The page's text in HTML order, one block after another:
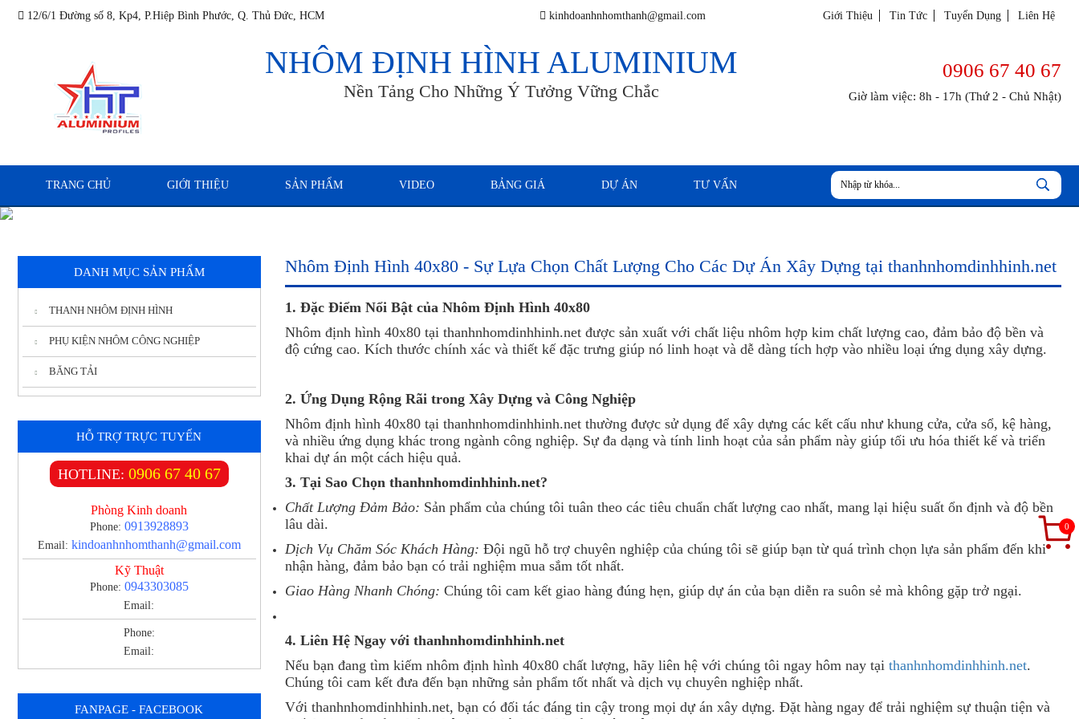
12/6/1 Đường số 8, Kp4, P.Hiệp Bình Phước, Q. Thủ Đức, HCM kinhdoanhnhomthanh@gmail.com Giới Thiệu Tin Tức Tuyển Dụng Liên Hệ
NHÔM ĐỊNH HÌNH ALUMINIUM
Nền Tảng Cho Những Ý Tưởng Vững Chắc
0906 67 40 67
Giờ làm việc: 8h - 17h (Thứ 2 - Chủ Nhật)
TRANG CHỦ GIỚI THIỆU SẢN PHẨM VIDEO BẢNG GIÁ DỰ ÁN TƯ VẤN
0
DANH MỤC SẢN PHẨM
THANH NHÔM ĐỊNH HÌNH
PHỤ KIỆN NHÔM CÔNG NGHIỆP
BĂNG TẢI
HỖ TRỢ TRỰC TUYẾN
HOTLINE: 0906 67 40 67
Phòng Kinh doanh
Phone: 0913928893
Email: kindoanhnhomthanh@gmail.com
Kỹ Thuật
Phone: 0943303085
Email:
Phone:
Email:
FANPAGE - FACEBOOK
Nhôm Định Hình 40x80 - Sự Lựa Chọn Chất Lượng Cho Các Dự Án Xây Dựng tại thanhnhomdinhhinh.net
1. Đặc Điểm Nổi Bật của Nhôm Định Hình 40x80
Nhôm định hình 40x80 tại thanhnhomdinhhinh.net được sản xuất với chất liệu nhôm hợp kim chất lượng cao, đảm bảo độ bền và
độ cứng cao. Kích thước chính xác và thiết kế đặc trưng giúp nó linh hoạt và dễ dàng tích hợp vào nhiều loại ứng dụng xây dựng.
2. Ứng Dụng Rộng Rãi trong Xây Dựng và Công Nghiệp
Nhôm định hình 40x80 tại thanhnhomdinhhinh.net thường được sử dụng để xây dựng các kết cấu như khung cửa, cửa sổ, kệ hàng,
và nhiều ứng dụng khác trong ngành công nghiệp. Sự đa dạng và tính linh hoạt của sản phẩm này giúp tối ưu hóa thiết kế và triển
khai dự án một cách hiệu quả.
3. Tại Sao Chọn thanhnhomdinhhinh.net?
Chất Lượng Đảm Bảo: Sản phẩm của chúng tôi tuân theo các tiêu chuẩn chất lượng cao nhất, mang lại hiệu suất ổn định và độ bền
lâu dài.
Dịch Vụ Chăm Sóc Khách Hàng: Đội ngũ hỗ trợ chuyên nghiệp của chúng tôi sẽ giúp bạn từ quá trình chọn lựa sản phẩm đến khi
nhận hàng, đảm bảo bạn có trải nghiệm mua sắm tốt nhất.
Giao Hàng Nhanh Chóng: Chúng tôi cam kết giao hàng đúng hẹn, giúp dự án của bạn diễn ra suôn sẻ mà không gặp trở ngại.
4. Liên Hệ Ngay với thanhnhomdinhhinh.net
Nếu bạn đang tìm kiếm nhôm định hình 40x80 chất lượng, hãy liên hệ với chúng tôi ngay hôm nay tại thanhnhomdinhhinh.net.
Chúng tôi cam kết đưa đến bạn những sản phẩm tốt nhất và dịch vụ chuyên nghiệp nhất.
Với thanhnhomdinhhinh.net, bạn có đối tác đáng tin cậy trong mọi dự án xây dựng. Đặt hàng ngay để trải nghiệm sự thuận tiện và